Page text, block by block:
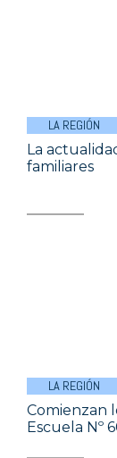
LA REGIÓN
La
familiares
LA REGIÓN
Comienzan
Escuela Nº